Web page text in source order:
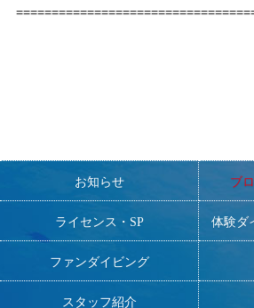
お知らせ ブ
ライセンス・SP 体験ダ
ファンダイビング
スタッフ紹介